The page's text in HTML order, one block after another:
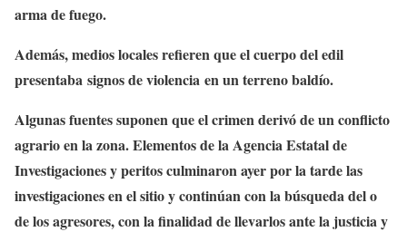
arma de fuego.
Además, medios locales refieren que el cuerpo del edil
presentaba signos de violencia en un terreno baldío.
Algunas fuentes suponen que el crimen derivó de un conflicto
agrario en la zona. Elementos de la Agencia Estatal de
Investigaciones y peritos culminaron ayer por la tarde las
investigaciones en el sitio y continúan con la búsqueda del o
de los agresores, con la finalidad de llevarlos ante la justicia y